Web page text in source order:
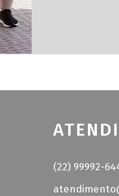
(22) 99992-